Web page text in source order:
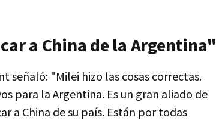
a China de la Argentina"
señaló: "Milei hizo las cosas correctas.
para la Argentina. Es un gran aliado de
a China de su país. Están por todas